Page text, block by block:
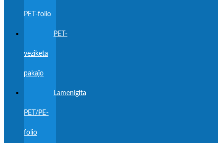
PET-folio
PET-
veziketa
pakaĵo
Lamenigita
PET/PE-
folio